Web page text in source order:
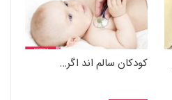
کودکان سالم اند اگر…